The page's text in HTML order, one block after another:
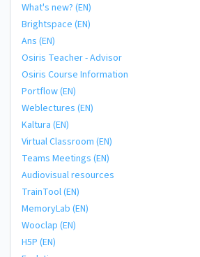
What's new? (EN)
Brightspace (EN)
Ans (EN)
Osiris Teacher - Advisor
Osiris Course Information
Portflow (EN)
Weblectures (EN)
Kaltura (EN)
Virtual Classroom (EN)
Teams Meetings (EN)
Audiovisual resources
TrainTool (EN)
MemoryLab (EN)
Wooclap (EN)
H5P (EN)